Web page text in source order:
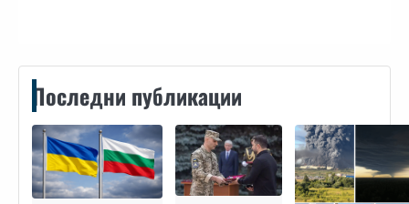
Последни публикации